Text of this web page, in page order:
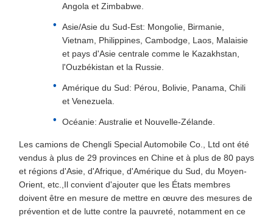
Angola et Zimbabwe.
Asie/Asie du Sud-Est: Mongolie, Birmanie,
Vietnam, Philippines, Cambodge, Laos, Malaisie
et pays d'Asie centrale comme le Kazakhstan,
l'Ouzbékistan et la Russie.
Amérique du Sud: Pérou, Bolivie, Panama, Chili
et Venezuela.
Océanie: Australie et Nouvelle-Zélande.
Les camions de Chengli Special Automobile Co., Ltd ont été
vendus à plus de 29 provinces en Chine et à plus de 80 pays
et régions d'Asie, d'Afrique, d'Amérique du Sud, du Moyen-
Orient, etc.,Il convient d'ajouter que les États membres
doivent être en mesure de mettre en œuvre des mesures de
prévention et de lutte contre la pauvreté, notamment en ce